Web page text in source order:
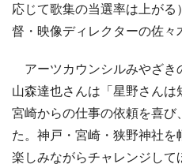
応じて歌集の当選率は上が
督・映像ディレクターの佐々
アーツカウンシルみやざき
山森達也さんは「星野さん
宮崎からの仕事の依頼を喜
た。神戸・宮崎・狭野神社
楽しみながらチャレンジして